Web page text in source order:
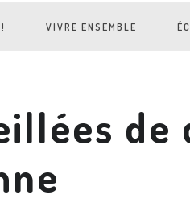
VIVRE ENSEMBLE